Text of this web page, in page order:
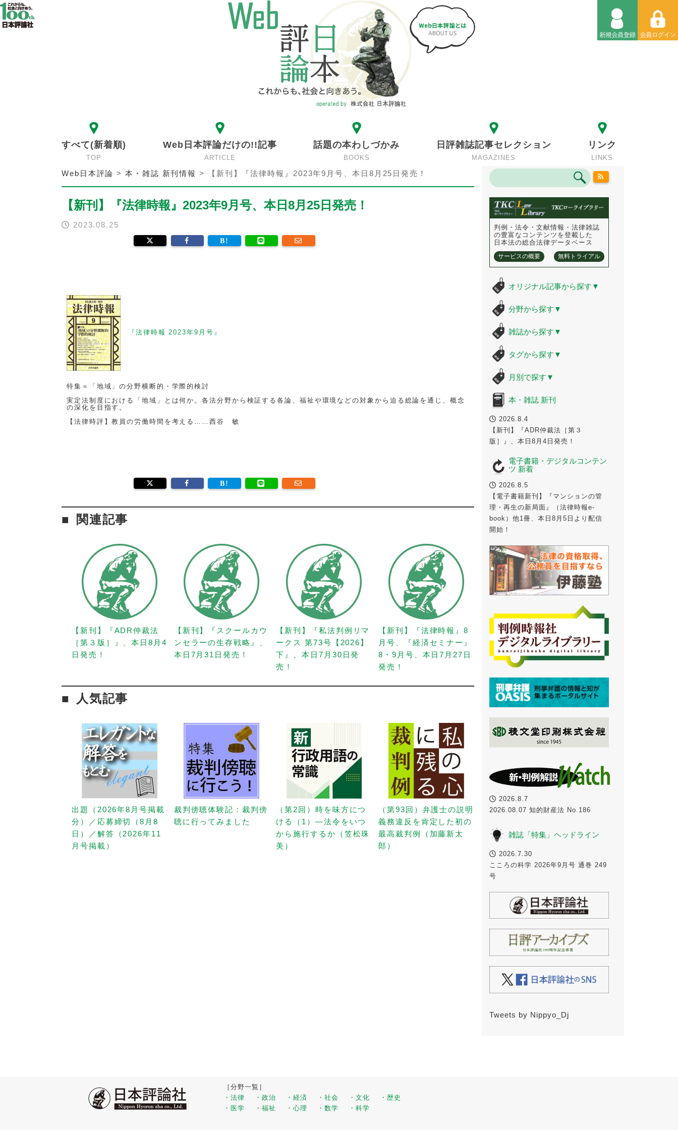
すべて(新着順)
TOP
Web日本評論だけの!!記事
ARTICLE
話題の本わしづかみ
BOOKS
日評雑誌記事セレクション
MAGAZINES
リンク
LINKS
Web日本評論 >本・雑誌 新刊情報 > 【新刊】『法律時報』2023年9月号、本日8月25日発売！
【新刊】『法律時報』2023年9月号、本日8月25日発売！
2023.08.25
『法律時報 2023年9月号』
特集＝「地域」の分野横断的・学際的検討
実定法制度における「地域」とは何か。各法分野から検証する各論、福祉や環境などの対象から迫る総論を通じ、概念
の深化を目指す。
【法律時評】教員の労働時間を考える……西谷 敏
関連記事
【新刊】『ADR仲裁法
［第３版］』、本日8月4
日発売！
【新刊】『スクールカウ
ンセラーの生存戦略』、
本日7月31日発売！
【新刊】『私法判例リマ
ークス 第73号【2026】
下』、本日7月30日発
売！
【新刊】『法律時報』8
月号、『経済セミナー』
8・9月号、本日7月27日
発売！
人気記事
出題（2026年8月号掲載
分）／応募締切（8月8
日）／解答（2026年11
月号掲載）
裁判傍聴体験記：裁判傍
聴に行ってみました
（第2回）時を味方につ
ける（1）—法令をいつ
から施行するか（笠松珠
美）
（第93回）弁護士の説明
義務違反を肯定した初の
最高裁判例（加藤新太
郎）
判例・法令・文献情報・法律雑誌
の豊富なコンテンツを登載した
日本法の総合法律データベース
サービスの概要 無料トライアル
オリジナル記事から探す ▼
分野から探す ▼
雑誌から探す ▼
タグから探す ▼
月別で探す ▼
本・雑誌 新刊
2026.8.4
【新刊】『ADR仲裁法［第３
版］』、本日8月4日発売！
電子書籍・デジタルコンテン
ツ 新着
2026.8.5
【電子書籍新刊】『マンションの管
理・再生の新局面』（法律時報e-
book）他1冊、本日8月5日より配信
開始！
2026.8.7
2026.08.07 知的財産法 No.186
雑誌「特集」ヘッドライン
2026.7.30
こころの科学 2026年9月号 通巻 249
号
Tweets by Nippyo_Dj
［分野一覧］
・法律
・政治 ・経済 ・社会 ・文化
・歴史
・医学
・福祉 ・心理 ・数学 ・科学